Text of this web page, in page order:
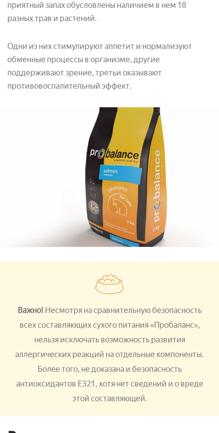
приятный запах обусловлены наличием в нем 18
разных трав и растений.
Одни из них стимулируют аппетит и нормализуют
обменные процессы в организме, другие
поддерживают зрение, третьи оказывают
противовоспалительный эффект.
Важно! Несмотря на сравнительную безопасность
всех составляющих сухого питания «Пробаланс»,
нельзя исключать возможность развития
аллергических реакций на отдельные компоненты.
Более того, не доказана и безопасность
антиоксидантов Е321, хотя нет сведений и о вреде
этой составляющей.